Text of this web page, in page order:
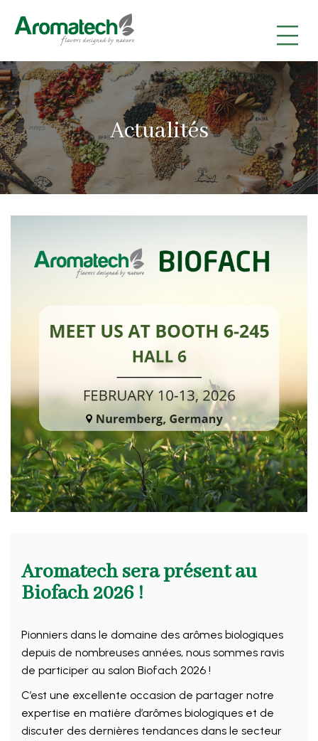
|
|
|
Actualités
Aromatech sera présent au
Biofach 2026 !
Pionniers dans le domaine des arômes biologiques
depuis de nombreuses années, nous sommes ravis
de participer au salon Biofach 2026 !
C’est une excellente occasion de partager notre
expertise en matière d’arômes biologiques et de
discuter des dernières tendances dans le secteur